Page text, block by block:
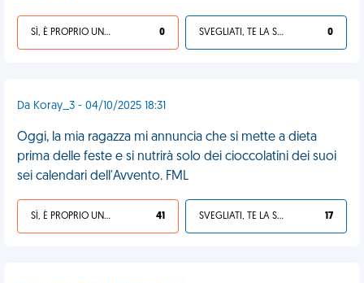
SÌ, È PROPRIO UNA VDM! 0 SVEGLIATI, TE LA SEI CERCATA! 0
Da Koray_3 - 04/10/2025 18:31
Oggi, la mia ragazza mi annuncia che si mette a dieta
prima delle feste e si nutrirà solo dei cioccolatini dei suoi
sei calendari dell'Avvento. FML
SÌ, È PROPRIO UNA VDM! 41 SVEGLIATI, TE LA SEI CERCATA! 17